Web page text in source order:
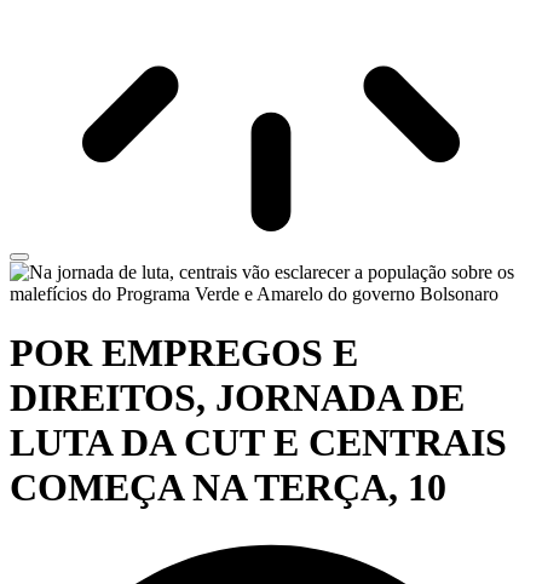
POR EMPREGOS E
DIREITOS, JORNADA DE
LUTA DA CUT E CENTRAIS
COMEÇA NA TERÇA, 10